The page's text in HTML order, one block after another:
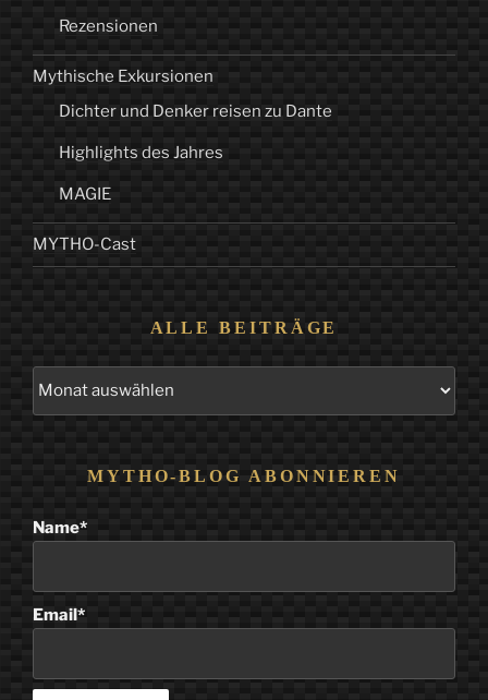
Rezensionen
Mythische Exkursionen
Dichter und Denker reisen zu Dante
Highlights des Jahres
MAGIE
MYTHO-Cast
ALLE BEITRÄGE
MYTHO-BLOG ABONNIEREN
Name*
Email*